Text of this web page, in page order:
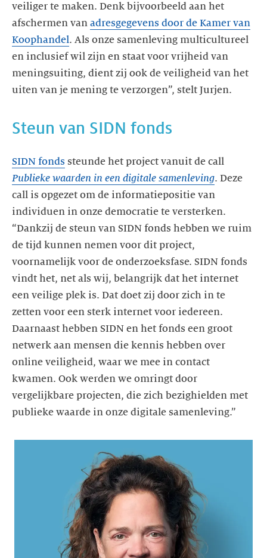
veiliger te maken. Denk bijvoorbeeld aan het
afschermen van adresgegevens door de Kamer van
Koophandel. Als onze samenleving multicultureel
en inclusief wil zijn en staat voor vrijheid van
meningsuiting, dient zij ook de veiligheid van het
SIDN fonds steunde het project vanuit de call
Publieke waarden in een digitale samenleving. Deze
call is opgezet om de informatiepositie van
individuen in onze democratie te versterken.
“Dankzij de steun van SIDN fonds hebben we ruim
de tijd kunnen nemen voor dit project,
voornamelijk voor de onderzoeksfase. SIDN fonds
vindt het, net als wij, belangrijk dat het internet
een veilige plek is. Dat doet zij door zich in te
zetten voor een sterk internet voor iedereen.
Daarnaast hebben SIDN en het fonds een groot
netwerk aan mensen die kennis hebben over
online veiligheid, waar we mee in contact
kwamen. Ook werden we omringt door
vergelijkbare projecten, die zich bezighielden met
publieke waarde in onze digitale samenleving.”